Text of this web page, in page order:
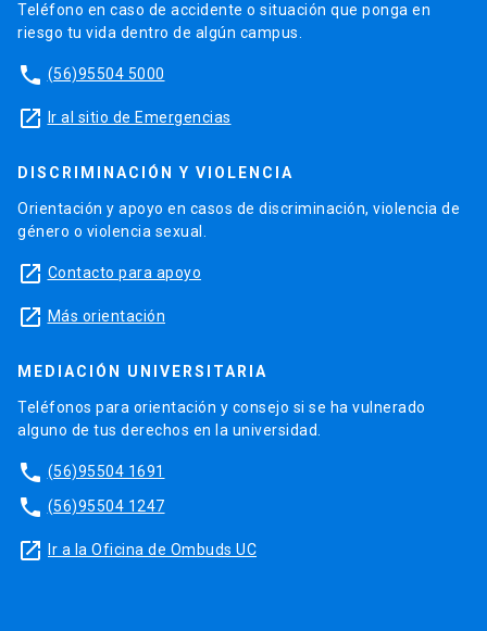
Teléfono en caso de accidente o situación que ponga en
riesgo tu vida dentro de algún campus.
phone (56)95504 5000
launch Ir al sitio de Emergencias
DISCRIMINACIÓN Y VIOLENCIA
Orientación y apoyo en casos de discriminación, violencia de
género o violencia sexual.
launch Contacto para apoyo
launch Más orientación
MEDIACIÓN UNIVERSITARIA
Teléfonos para orientación y consejo si se ha vulnerado
alguno de tus derechos en la universidad.
phone (56)95504 1691
phone (56)95504 1247
launch Ir a la Oficina de Ombuds UC